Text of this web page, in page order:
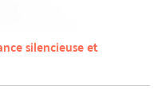
silencieuse et